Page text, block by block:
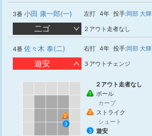
3番 小田 康一郎(一) 左打 4年 投手:岡部 大輝
二ゴ ２アウト走者なし
4番 佐々木 泰(二) 右打 4年 投手:岡部 大輝
遊安 ３アウトチェンジ
2
3
２アウト走者なし
1 ボール
カーブ
2 ストライク
シュート
3
遊安